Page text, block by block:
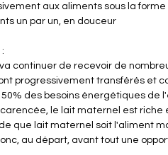
aux aliments sous la forme
un par un, en douceur
:
continuer de recevoir de
progressivement transférés et
des besoins énergétiques de
le lait maternel est riche
que lait maternel soit l'aliment
au départ, avant tout une